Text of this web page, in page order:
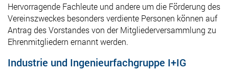
Hervorragende Fachleute und andere um die Förderung des
Vereinszweckes besonders verdiente Personen können auf
Antrag des Vorstandesvon der Mitgliederversammlung zu
Ehrenmitgliedern ernannt werden.
Industrie und Ingenieurfachgruppe I+IG